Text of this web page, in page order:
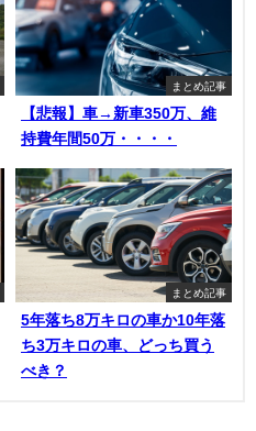
まとめ記事
【悲報】車→新車350万、維
持費年間50万・・・・
まとめ記事
5年落ち8万キロの車か10年落
ち3万キロの車、どっち買う
べき？